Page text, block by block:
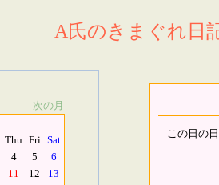
A氏のきまぐれ日
次の月
Thu Fri Sat
4 5
6
11 12
13
この日の